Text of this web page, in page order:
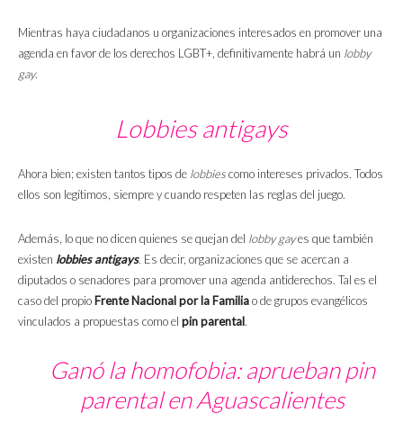
Mientras haya ciudadanos u organizaciones interesados en promover una
agenda en favor de los derechos LGBT+, definitivamente habrá un lobby
gay.
Lobbies antigays
Ahora bien; existen tantos tipos de lobbiescomo intereses privados. Todos
ellos son legítimos, siempre y cuando respeten las reglas del juego.
Además, lo que no dicen quienes se quejan del lobby gayes que también
existen lobbies antigays. Es decir, organizaciones que se acercan a
diputados o senadores para promover una agenda antiderechos. Tal es el
caso del propio Frente Nacional por la Familiao de grupos evangélicos
vinculados a propuestas como el pin parental.
Ganó la homofobia: aprueban pin
parental en Aguascalientes